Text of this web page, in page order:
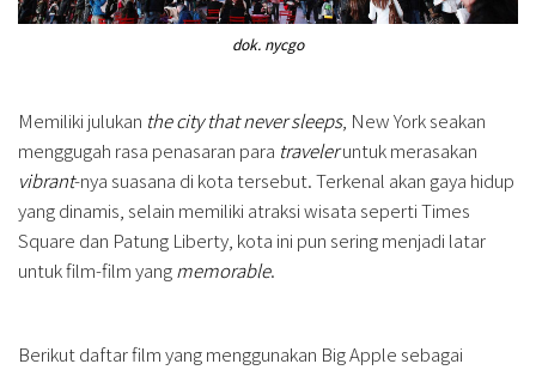
dok. nycgo
Memiliki julukan the city that never sleeps, New York seakan
menggugah rasa penasaran para traveleruntuk merasakan
vibrant-nya suasana di kota tersebut. Terkenal akan gaya hidup
yang dinamis, selain memiliki atraksi wisata seperti Times
Square dan Patung Liberty, kota ini pun sering menjadi latar
untuk film-film yangmemorable.
Berikut daftar film yang menggunakan Big Apple sebagai